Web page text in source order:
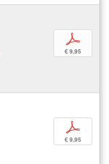
p
€ 9,95
p
€ 9,95